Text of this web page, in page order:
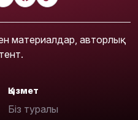
материалдар, авторлық
Қызмет
Біз туралы